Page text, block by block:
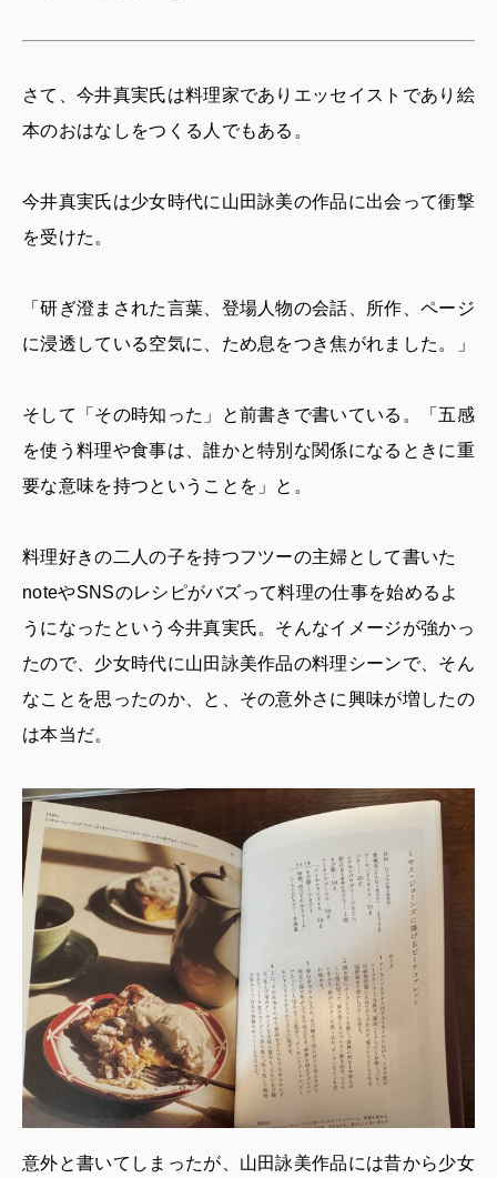
さて、今井真実氏は料理家でありエッセイストであり絵
本のおはなしをつくる人でもある。
今井真実氏は少女時代に山田詠美の作品に出会って衝撃
を受けた。
「研ぎ澄まされた言葉、登場人物の会話、所作、ページ
に浸透している空気に、ため息をつき焦がれました。」
そして「その時知った」と前書きで書いている。「五感
を使う料理や食事は、誰かと特別な関係になるときに重
要な意味を持つということを」と。
料理好きの二人の子を持つフツーの主婦として書いた
noteやSNSのレシピがバズって料理の仕事を始めるよ
うになったという今井真実氏。そんなイメージが強かっ
たので、少女時代に山田詠美作品の料理シーンで、そん
なことを思ったのか、と、その意外さに興味が増したの
は本当だ。
意外と書いてしまったが、山田詠美作品には昔から少女